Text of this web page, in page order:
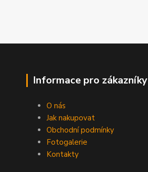
Informace pro zákazníky
O nás
Jak nakupovat
Obchodní podmínky
Fotogalerie
Kontakty